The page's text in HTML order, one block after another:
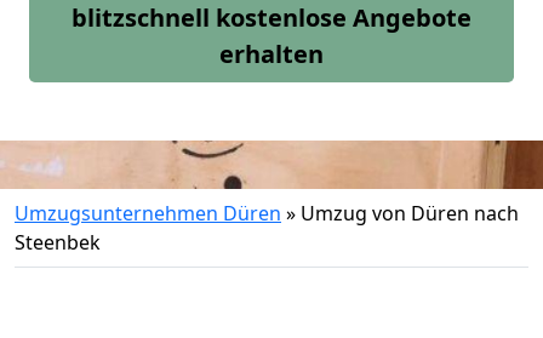
blitzschnell kostenlose Angebote
erhalten
Umzugsunternehmen Düren » Umzug von Düren nach
Steenbek